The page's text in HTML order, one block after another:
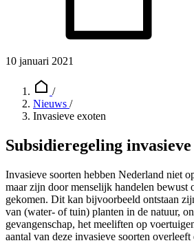
10 januari 2021
/
Nieuws /
Invasieve exoten
Subsidieregeling
Invasieve soorten hebben Nederland niet
maar zijn door menselijk handelen bewust
gekomen. Dit kan bijvoorbeeld ontstaan
van (water- of tuin) planten in de natuur,
gevangenschap, het meeliften op
aantal van deze invasieve soorten